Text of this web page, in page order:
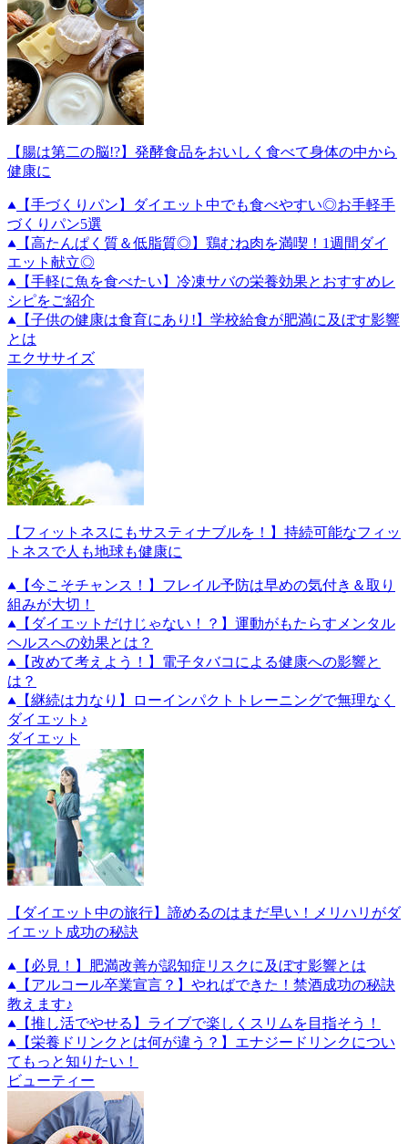
【腸は第二の脳!?】発酵食品をおいしく食べて身体の中から
健康に
【手づくりパン】ダイエット中でも食べやすい◎お手軽手
づくりパン5選
【高たんぱく質＆低脂質◎】鶏むね肉を満喫！1週間ダイ
エット献立◎
【手軽に魚を食べたい】冷凍サバの栄養効果とおすすめレ
シピをご紹介
【子供の健康は食育にあり!】学校給食が肥満に及ぼす影響
とは
エクササイズ
【フィットネスにもサスティナブルを！】持続可能なフィッ
トネスで人も地球も健康に
【今こそチャンス！】フレイル予防は早めの気付き＆取り
組みが大切！
【ダイエットだけじゃない！？】運動がもたらすメンタル
ヘルスへの効果とは？
【改めて考えよう！】電子タバコによる健康への影響と
は？
【継続は力なり】ローインパクトトレーニングで無理なく
ダイエット♪
ダイエット
【ダイエット中の旅行】諦めるのはまだ早い！メリハリがダ
イエット成功の秘訣
【必見！】肥満改善が認知症リスクに及ぼす影響とは
【アルコール卒業宣言？】やればできた！禁酒成功の秘訣
教えます♪
【推し活でやせる】ライブで楽しくスリムを目指そう！
【栄養ドリンクとは何が違う？】エナジードリンクについ
てもっと知りたい！
ビューティー